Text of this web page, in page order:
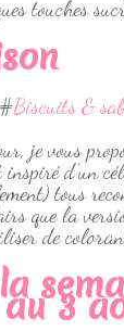
touches
Biscuits &
je vous
d'un
tous
que la
de
3